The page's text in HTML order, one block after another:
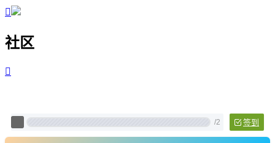

社区

Pixtech 社区 - 云计算、Linux
/2 签到